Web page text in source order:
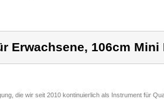
Erwachsene, 106cm Mini
die wir seit 2010 kontinuierlich als Instrument für